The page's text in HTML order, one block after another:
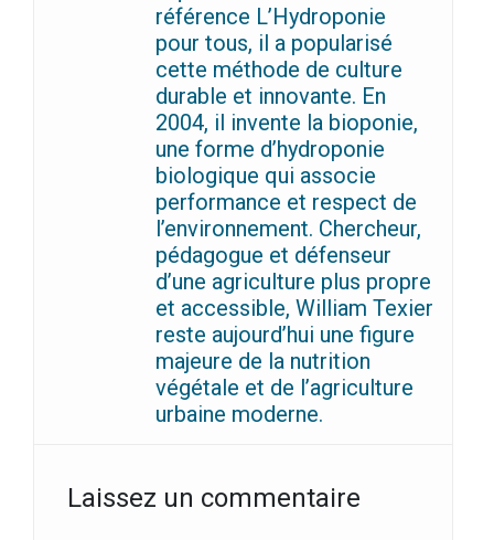
référence L’Hydroponie
pour tous, il a popularisé
cette méthode de culture
durable et innovante. En
2004, il invente la bioponie,
une forme d’hydroponie
biologique qui associe
performance et respect de
l’environnement. Chercheur,
pédagogue et défenseur
d’une agriculture plus propre
et accessible, William Texier
reste aujourd’hui une figure
majeure de la nutrition
végétale et de l’agriculture
urbaine moderne.
Laissez un commentaire